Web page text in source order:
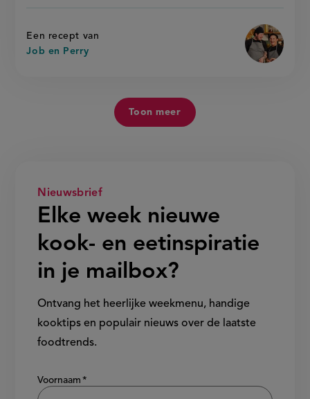
pasta'
Een recept van
Job en Perry
pasta
Toon meer
Nieuwsbrief
Elke week nieuwe
kook- en eetinspiratie
in je mailbox?
Ontvang het heerlijke weekmenu, handige
kooktips en populair nieuws over de laatste
foodtrends.
Show/hide
Voornaam